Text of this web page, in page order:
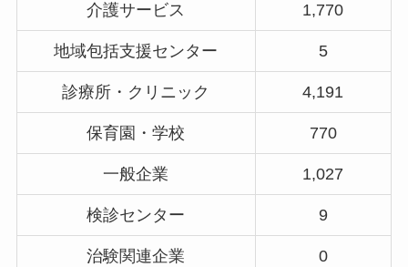
介護サービス 1,770
地域包括支援センター 5
診療所・クリニック 4,191
保育園・学校 770
一般企業 1,027
検診センター 9
治験関連企業 0